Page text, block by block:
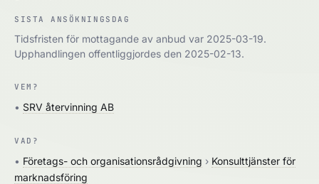
SISTA ANSÖKNINGSDAG
Tidsfristen för mottagande av anbud var 2025-03-19.
Upphandlingen offentliggjordes den 2025-02-13.
VEM?
• SRV återvinning AB
VAD?
• Företags- och organisationsrådgivning › Konsulttjänster för
marknadsföring